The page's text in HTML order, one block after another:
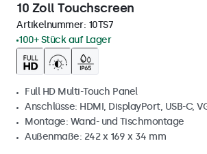
10 Zoll Touchscreen
Artikelnummer: 10TS7
100+ Stück auf Lager
Full HD Multi-Touch Panel
Anschlüsse: HDMI, DisplayPort, USB-C,
Montage: Wand- und Tischmontage
Außenmaße: 242 x 169 x 34 mm